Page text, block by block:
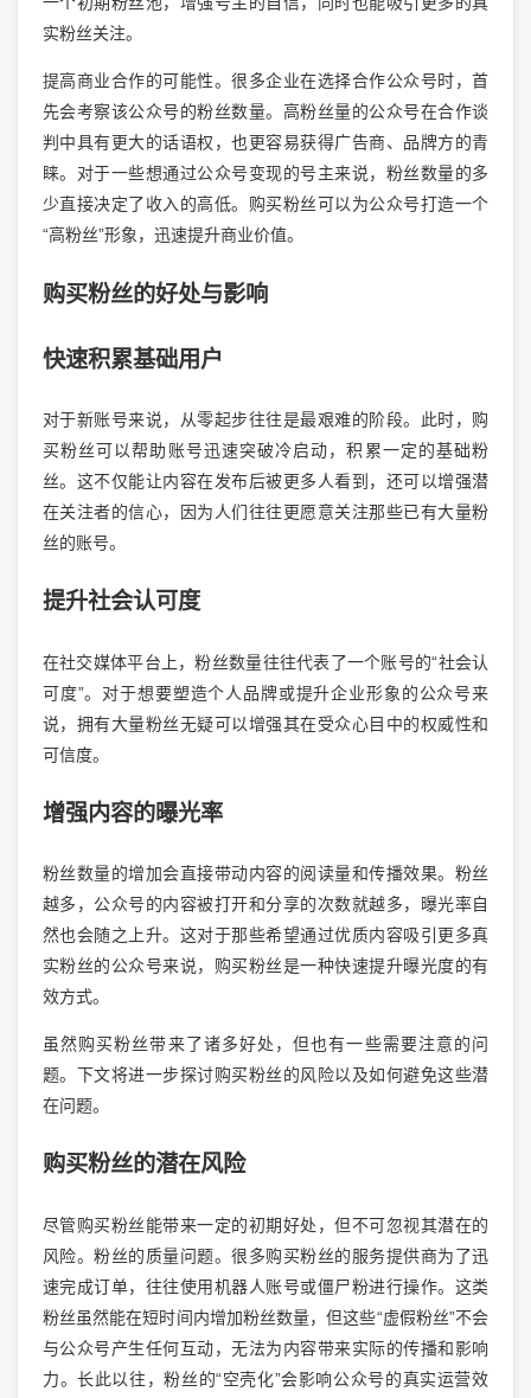
实粉丝关注。
提高商业合作的可能性。很多企业在选择合作公众号时，首
先会考察该公众号的粉丝数量。高粉丝量的公众号在合作谈
判中具有更大的话语权，也更容易获得广告商、品牌方的青
睐。对于一些想通过公众号变现的号主来说，粉丝数量的多
少直接决定了收入的高低。购买粉丝可以为公众号打造一个
“高粉丝”形象，迅速提升商业价值。
购买粉丝的好处与影响
快速积累基础用户
对于新账号来说，从零起步往往是最艰难的阶段。此时，购
买粉丝可以帮助账号迅速突破冷启动，积累一定的基础粉
丝。这不仅能让内容在发布后被更多人看到，还可以增强潜
在关注者的信心，因为人们往往更愿意关注那些已有大量粉
丝的账号。
提升社会认可度
在社交媒体平台上，粉丝数量往往代表了一个账号的“社会认
可度”。对于想要塑造个人品牌或提升企业形象的公众号来
说，拥有大量粉丝无疑可以增强其在受众心目中的权威性和
可信度。
增强内容的曝光率
粉丝数量的增加会直接带动内容的阅读量和传播效果。粉丝
越多，公众号的内容被打开和分享的次数就越多，曝光率自
然也会随之上升。这对于那些希望通过优质内容吸引更多真
实粉丝的公众号来说，购买粉丝是一种快速提升曝光度的有
效方式。
虽然购买粉丝带来了诸多好处，但也有一些需要注意的问
题。下文将进一步探讨购买粉丝的风险以及如何避免这些潜
在问题。
购买粉丝的潜在风险
尽管购买粉丝能带来一定的初期好处，但不可忽视其潜在的
风险。粉丝的质量问题。很多购买粉丝的服务提供商为了迅
速完成订单，往往使用机器人账号或僵尸粉进行操作。这类
粉丝虽然能在短时间内增加粉丝数量，但这些“虚假粉丝”不会
与公众号产生任何互动，无法为内容带来实际的传播和影响
力。长此以往，粉丝的“空壳化”会影响公众号的真实运营效